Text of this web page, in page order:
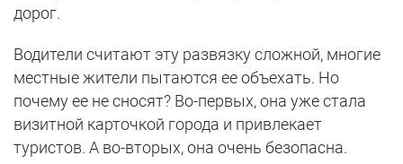
дорог.
Водители считают эту развязку сложной, многие
местные жители пытаются ее объехать. Но
почему ее не сносят? Во-первых, она уже стала
визитной карточкой города и привлекает
туристов. А во-вторых, она очень безопасна.